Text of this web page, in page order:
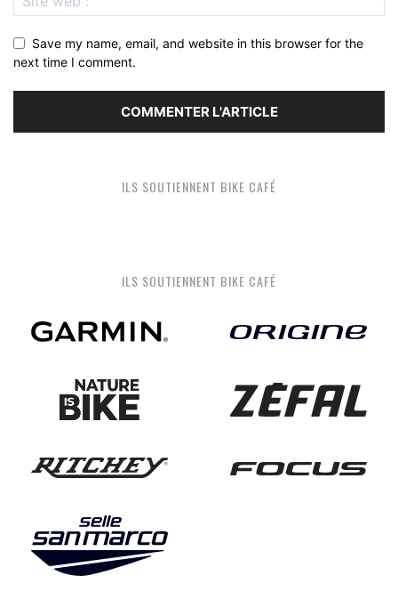
Save my name, email, and website in this browser for the
next time I comment.